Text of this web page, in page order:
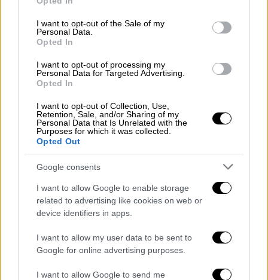
use your data for below specified purposes in below Google
consent section.
I want to opt-out of the Sale of my
Personal Data.
Opted In
I want to opt-out of processing my
Personal Data for Targeted Advertising.
Opted In
I want to opt-out of Collection, Use,
Retention, Sale, and/or Sharing of my
Personal Data that Is Unrelated with the
Purposes for which it was collected.
Opted Out
Google consents
I want to allow Google to enable storage
related to advertising like cookies on web or
device identifiers in apps.
I want to allow my user data to be sent to
Google for online advertising purposes.
I want to allow Google to send me
συγκρότημα. Σύμφωνα με τη Γενική
Διεύθυνση Φυλακών, τα σοβαρά περιστατικά
μέσα στις φυλακές
Παρότι ταγενικά ποσοστά
διακυμάνσεις τα τελευταία χρόνια, οι ειδικοί
συνδέουν την κατάσταση με τη
σωφρονιστική πολιτική του Βελγίου
προσπάθειές του να πατάξει το έγκλημα που
σχετίζεται με τα ναρκωτικά. Ενώ η χώρα
αντιμετωπίζει πρόβλημα υπερπληθυσμού
εδώ και δεκαετίες, η πιο πρόσφατη αύξηση
συνδέεται κυρίως με μια απόφαση του 2023
εκτελούνται όλες οι ποινές έως τριών
ετών, οι οποίες προηγουμένως εκτίονταν
κυρίως με ηλεκτρονική επιτήρηση.